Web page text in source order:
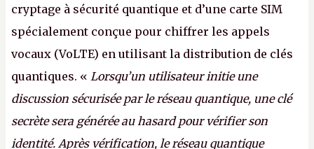
cryptage à sécurité quantique et d’une carte SIM
spécialement conçue pour chiffrer les appels
vocaux (VoLTE) en utilisant la distribution de clés
quantiques. « Lorsqu’un utilisateur initie une
discussion sécurisée par le réseau quantique, une clé
secrète sera générée au hasard pour vérifier son
identité. Après vérification, le réseau quantique